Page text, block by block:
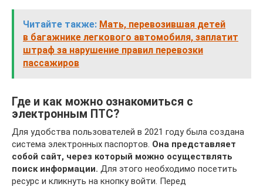
Читайте также: Мать, перевозившая детей
в багажнике легкового автомобиля, заплатит
штраф за нарушение правил перевозки
пассажиров
Где и как можно ознакомиться с
электронным ПТС?
Для удобства пользователей в 2021 году была создана
система электронных паспортов. Она представляет
собой сайт, через который можно осуществлять
поиск информации. Для этого необходимо посетить
ресурс и кликнуть на кнопку войти. Перед